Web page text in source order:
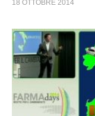
18 OTTOBRE 2014